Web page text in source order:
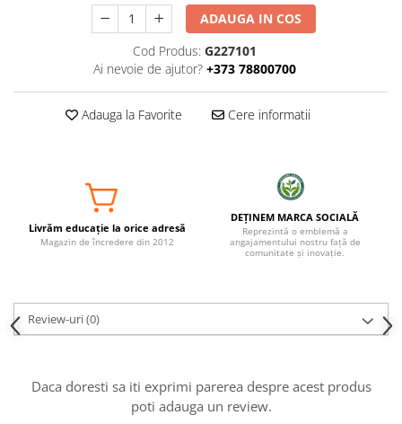
ADAUGA IN COS
Cod Produs: G227101
Ai nevoie de ajutor? +373 78800700
Adauga la Favorite Cere informatii
Livrăm educație la orice adresă
Magazin de încredere din 2012
DEȚINEM MARCA SOCIALĂ
Reprezintă o emblemă a
angajamentului nostru față de
comunitate și inovație.
Review-uri(0)
Daca doresti sa iti exprimi parerea despre acest produs
poti adauga un review.